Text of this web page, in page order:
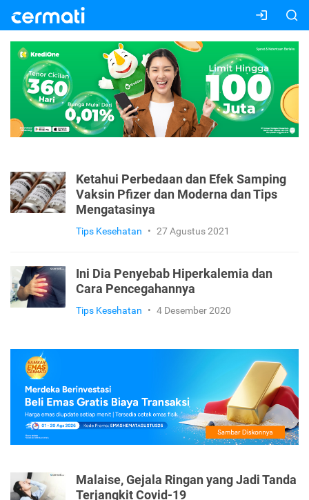
Ketahui Perbedaan dan Efek Samping
Vaksin Pfizer dan Moderna dan Tips
Mengatasinya
Tips Kesehatan • 27 Agustus 2021
Ini Dia Penyebab Hiperkalemia dan
Cara Pencegahannya
Tips Kesehatan • 4 Desember 2020
Malaise, Gejala Ringan yang Jadi Tanda
Terjangkit Covid-19